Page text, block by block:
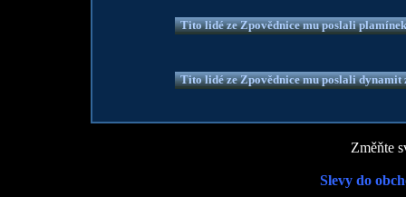
Tito lidé ze Zpovědnice mu poslali
Tito lidé ze Zpovědnice mu poslali dynamit
Změňte
Slevy do